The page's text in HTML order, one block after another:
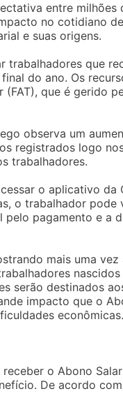
entre milhões
no cotidiano
e suas origens.
trabalhadores que
do ano. Os
que é gerido
observa um
registrados logo
trabalhadores.
o aplicativo da
o trabalhador pode
pagamento e a
mais uma vez
nascidos
serão destinados
impacto que o
econômicas.
o Abono
De acordo